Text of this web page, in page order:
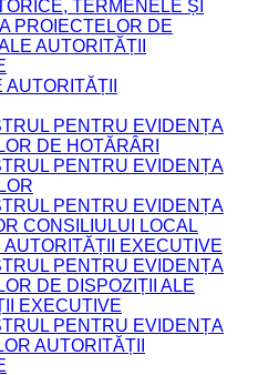
TERMENELE ȘI
PROIECTELOR DE
AUTORITĂȚII
PENTRU EVIDENȚA
DE HOTĂRÂRI
PENTRU EVIDENȚA
PENTRU EVIDENȚA
CONSILIULUI LOCAL
AUTORITĂȚII EXECUTIVE
PENTRU EVIDENȚA
DE DISPOZIȚII ALE
EXECUTIVE
PENTRU EVIDENȚA
AUTORITĂȚII